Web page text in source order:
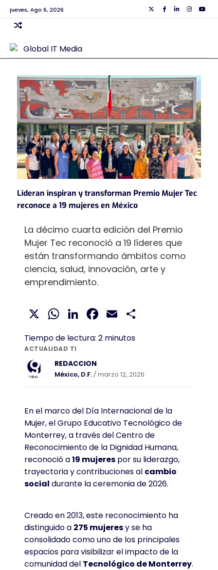
Skip
to
content
jueves, Ago 6, 2026 TwiiterFacebook
Linkedin
Lideran inspiran y transforman Premio Mujer Tec
reconoce a 19 mujeres en México
X WhatsApp
LinkedIn
Facebook
Email
Tiempo de lectura: 2 minutos
ACTUALIDAD TI
La décimo cuarta edición del Premio
Mujer Tec reconoció a 19 líderes que
están transformando ámbitos como
ciencia, salud, innovación, arte y
emprendimiento.
REDACCION
México, D.F. / marzo 12, 2026
En el marco del Día Internacional de la
Mujer, el Grupo Educativo Tecnológico de
Monterrey, a través del Centro de
Reconocimiento de la Dignidad Humana,
reconoció a19 mujeres por su liderazgo,
trayectoria y contribuciones al cambio
social durante la ceremonia de 2026.
Creado en 2013, este reconocimiento ha
distinguido a 275 mujeresy se ha
consolidado como uno de los principales
espacios para visibilizar el impacto de la
comunidad del Tecnológico de Monterrey.